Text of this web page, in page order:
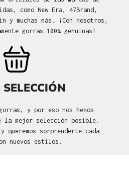
como New Era, 47Brand,
y muchas más. ¡Con nosotros,
gorras 100% genuinas!
y por eso nos hemos
la mejor selección posible.
queremos sorprenderte cada
nuevos estilos.